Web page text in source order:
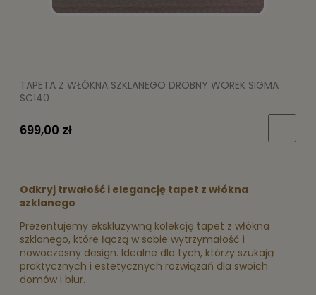
TAPETA Z WŁÓKNA SZKLANEGO DROBNY WOREK SIGMA
SC140
699,00 zł
Odkryj trwałość i elegancję tapet z włókna
szklanego
Prezentujemy ekskluzywną kolekcję tapet z włókna
szklanego, które łączą w sobie wytrzymałość i
nowoczesny design. Idealne dla tych, którzy szukają
praktycznych i estetycznych rozwiązań dla swoich
domów i biur.